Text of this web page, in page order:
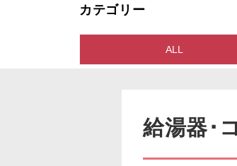
カテゴリー
ALL
給湯器･